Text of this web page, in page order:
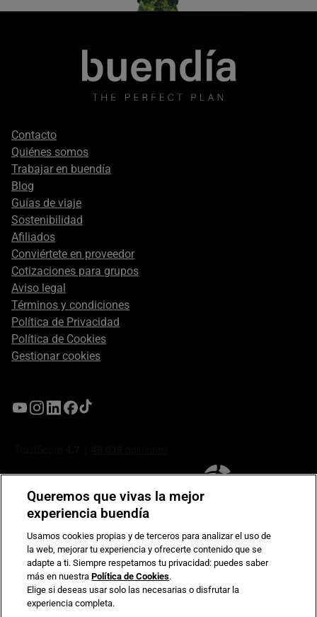
Footer
secondary
Contacto
Quiénes somos
Trabajar en buendía
Blog
Guías de viaje
Sostenibilidad
Afiliados
Conviértete en proveedor
Cotizaciones para grupos
Aviso legal
Términos y condiciones
Política de Privacidad
Política de Cookies
Gestionar cookies
Compromiso de seguridad en pagos electrónicos
Queremos que vivas la mejor
experiencia buendía
Usamos cookies propias y de terceros para analizar el uso de
la web, mejorar tu experiencia y ofrecerte contenido que se
adapte a ti. Siempre respetamos tu privacidad: puedes saber
más en nuestraPolítica de Cookies.
Elige si deseas usar solo las necesarias o disfrutar la
experiencia completa.